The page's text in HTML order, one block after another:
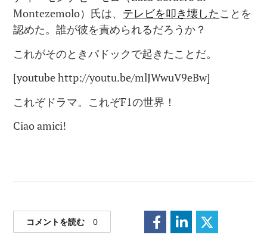
Montezemolo）氏は、 テレビを叩き壊したことを
認めた。誰が彼を責められるだろうか？
これがそのときパドックで起きたことだ。
[youtube http://youtu.be/mlJWwuV9eBw]
これぞドラマ。これぞF1の世界！
Ciao amici!
コメントを読む 0